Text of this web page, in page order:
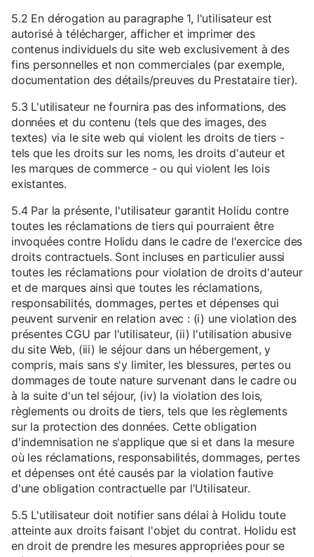
5.2 En dérogation au paragraphe 1, l'utilisateur est
autorisé à télécharger, afficher et imprimer des
contenus individuels du site web exclusivement à des
fins personnelles et non commerciales (par exemple,
documentation des détails/preuves du Prestataire tier).
5.3 L'utilisateur ne fournira pas des informations, des
données et du contenu (tels que des images, des
textes) via le site web qui violent les droits de tiers -
tels que les droits sur les noms, les droits d'auteur et
les marques de commerce - ou qui violent les lois
existantes.
5.4 Par la présente, l'utilisateur garantit Holidu contre
toutes les réclamations de tiers qui pourraient être
invoquées contre Holidu dans le cadre de l'exercice des
droits contractuels. Sont incluses en particulier aussi
toutes les réclamations pour violation de droits d'auteur
et de marques ainsi que toutes les réclamations,
responsabilités, dommages, pertes et dépenses qui
peuvent survenir en relation avec : (i) une violation des
présentes CGU par l'utilisateur, (ii) l'utilisation abusive
du site Web, (iii) le séjour dans un hébergement, y
compris, mais sans s'y limiter, les blessures, pertes ou
dommages de toute nature survenant dans le cadre ou
à la suite d'un tel séjour, (iv) la violation des lois,
règlements ou droits de tiers, tels que les règlements
sur la protection des données. Cette obligation
d'indemnisation ne s'applique que si et dans la mesure
où les réclamations, responsabilités, dommages, pertes
et dépenses ont été causés par la violation fautive
d'une obligation contractuelle par l'Utilisateur.
5.5 L'utilisateur doit notifier sans délai à Holidu toute
atteinte aux droits faisant l'objet du contrat. Holidu est
en droit de prendre les mesures appropriées pour se